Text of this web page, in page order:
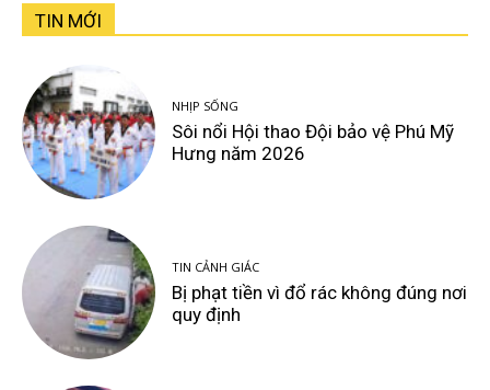
TIN MỚI
NHỊP SỐNG
Sôi nổi Hội thao Đội bảo vệ Phú Mỹ
Hưng năm 2026
TIN CẢNH GIÁC
Bị phạt tiền vì đổ rác không đúng nơi
quy định